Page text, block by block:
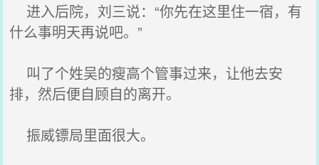
进入后院，刘三说：“你先在这里住一宿，有
什么事明天再说吧。”
叫了个姓吴的瘦高个管事过来，让他去安
排，然后便自顾自的离开。
振威镖局里面很大。